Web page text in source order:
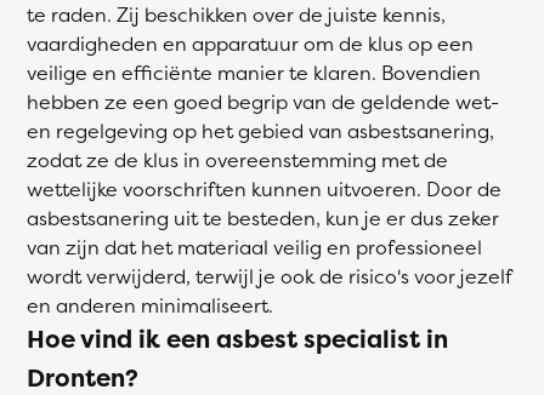
te raden. Zij beschikken over de juiste kennis,
vaardigheden en apparatuur om de klus op een
veilige en efficiënte manier te klaren. Bovendien
hebben ze een goed begrip van de geldende wet-
en regelgeving op het gebied van asbestsanering,
zodat ze de klus in overeenstemming met de
wettelijke voorschriften kunnen uitvoeren. Door de
asbestsanering uit te besteden, kun je er dus zeker
van zijn dat het materiaal veilig en professioneel
wordt verwijderd, terwijl je ook de risico's voor jezelf
en anderen minimaliseert.
Hoe vind ik een asbest specialist in
Dronten?